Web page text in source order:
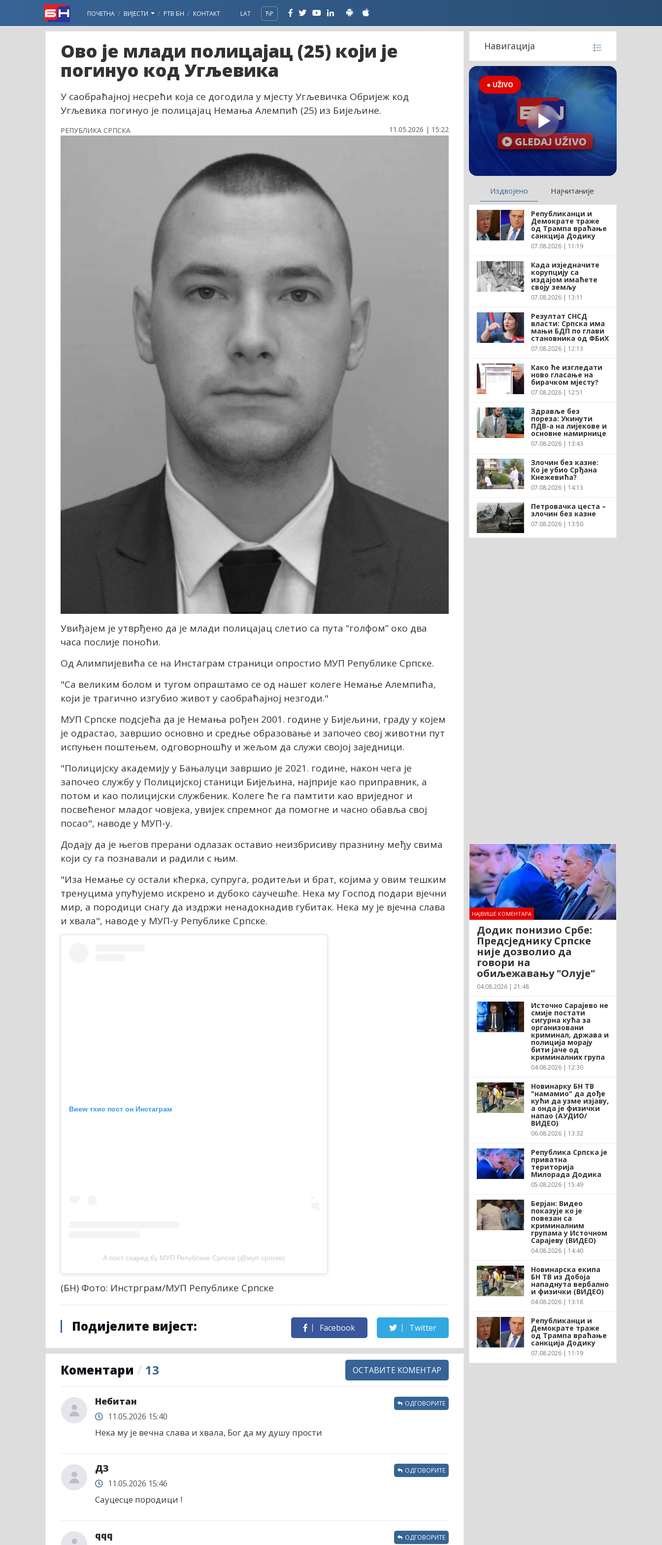
ПОЧЕТНА ВИЈЕСТИ РТВ БН КОНТАКТ LAT ЋР
Ово је млади полицајац (25) који је
погинуо код Угљевика
У саобраћајној несрећи која се догодила у мјесту Угљевичка Обријеж код
Угљевика погинуо је полицајац Немања Алемпић (25) из Бијељине.
РЕПУБЛИКА СРПСКА 11.05.2026 | 15:22
Увиђајем је утврђено да је млади полицајац слетио са пута “голфом” око два
часа послије поноћи.
Од Алимпијевића се на Инстаграм страници опростио МУП Републике Српске.
"Са великим болом и тугом опраштамо се од нашег колеге Немање Алемпића,
који је трагично изгубио живот у саобраћајној незгоди."
МУП Српске подсјећа да је Немања рођен 2001. године у Бијељини, граду у којем
је одрастао, завршио основно и средње образовање и започео свој животни пут
испуњен поштењем, одговорношћу и жељом да служи својој заједници.
"Полицијску академију у Бањалуци завршио је 2021. године, након чега је
започео службу у Полицијској станици Бијељина, најприје као приправник, а
потом и као полицијски службеник. Колеге ће га памтити као вриједног и
посвећеног младог човјека, увијек спремног да помогне и часно обавља свој
посао", наводе у МУП-у.
Додају да је његов прерани одлазак оставио неизбрисиву празнину међу свима
који су га познавали и радили с њим.
"Иза Немање су остали кћерка, супруга, родитељи и брат, којима у овим тешким
тренуцима упућујемо искрено и дубоко саучешће. Нека му Господ подари вјечни
мир, а породици снагу да издржи ненадокнадив губитак. Нека му је вјечна слава
и хвала", наводе у МУП-у Републике Српске.
Виеw тхис пост он Инстаграм
А пост схаред бy МУП Републике Српске (@муп.српске)
(БН) Фото: Инстрграм/МУП Републике Српске
Подијелите вијест: Facebook Twitter
Коментари / 13 ОСТАВИТЕ КОМЕНТАР
Небитан
11.05.2026 15:40
Нека му је вечна слава и хвала, Бог да му душу прости
ОДГОВОРИТЕ
ДЗ
11.05.2026 15:46
Сауцесце породици !
ОДГОВОРИТЕ
qqq ОДГОВОРИТЕ
Навигација
● UŽIVO
Издвојено Најчитаније
Републиканци и
Демократе траже
од Трампа враћање
санкција Додику
07.08.2026 | 11:19
Када изједначите
корупцију са
издајом имаћете
своју земљу
07.08.2026 | 13:11
Резултат СНСД
власти: Српска има
мањи БДП по глави
становника од ФБиХ
07.08.2026 | 12:13
Како ће изгледати
ново гласање на
бирачком мјесту?
07.08.2026 | 12:51
Здравље без
пореза: Укинути
ПДВ-а на лијекове и
основне намирнице
07.08.2026 | 13:43
Злочин без казне:
Ко је убио Срђана
Кнежевића?
07.08.2026 | 14:13
Петровачка цеста –
злочин без казне
07.08.2026 | 13:50
НАЈВИШЕ КОМЕНТАРА
Додик понизио Србе:
Предсједнику Српске
није дозволио да
говори на
обиљежавању "Олује"
04.08.2026 | 21:48
Источно Сарајево не
смије постати
сигурна кућа за
организовани
криминал, држава и
полиција морају
бити јаче од
криминалних група
04.08.2026 | 12:30
Новинарку БН ТВ
"намамио" да дође
кући да узме изјаву,
а онда је физички
напао (АУДИО/
ВИДЕО)
06.08.2026 | 13:32
Република Српска је
приватна
територија
Милорада Додика
05.08.2026 | 15:49
Берјан: Видео
показује ко је
повезан са
криминалним
групама у Источном
Сарајеву (ВИДЕО)
04.08.2026 | 14:40
Новинарска екипа
БН ТВ из Добоја
нападнута вербално
и физички (ВИДЕО)
04.08.2026 | 13:18
Републиканци и
Демократе траже
од Трампа враћање
санкција Додику
07.08.2026 | 11:19